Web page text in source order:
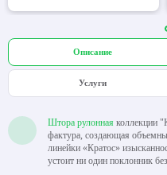
Описание
Услуги
Штора рулонная коллекции
фактура, создающая
линейки «Кратос»
устоит ни один поклонник